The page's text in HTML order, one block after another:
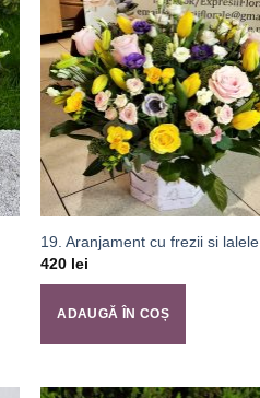
19. Aranjament cu frezii si lalele
420 lei
ADAUGĂ ÎN COȘ